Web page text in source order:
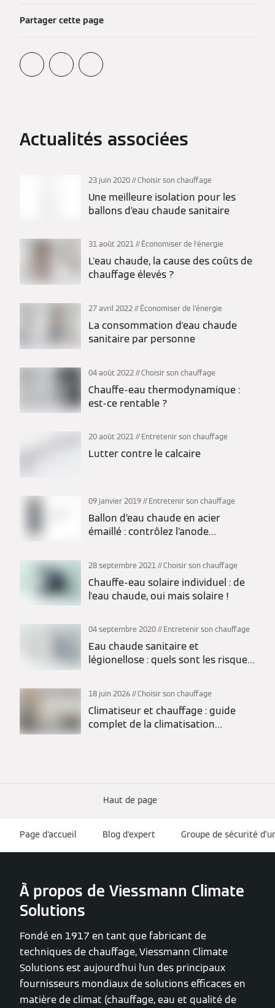
Partager cette page
Actualités associées
23 juin 2020 Choisir son chauffage
Une meilleure isolation pour les
ballons d’eau chaude sanitaire
31 août 2021 Économiser de l'énergie
L'eau chaude, la cause des coûts de
chauffage élevés ?
27 avril 2022 Économiser de l'énergie
La consommation d'eau chaude
sanitaire par personne
04 août 2022 Choisir son chauffage
Chauffe-eau thermodynamique :
est-ce rentable ?
20 août 2021 Entretenir son chauffage
Lutter contre le calcaire
09 janvier 2019 Entretenir son chauffage
Ballon d’eau chaude en acier
émaillé : contrôlez l’anode
28 septembre 2021 Choisir son chauffage
Chauffe-eau solaire individuel : de
l'eau chaude, oui mais solaire !
04 septembre 2020 Entretenir son chauffage
Eau chaude sanitaire et
légionellose : quels sont les risques
18 juin 2026 Choisir son chauffage
Climatiseur et chauffage : guide
complet de la climatisation
Haut de page
Page d'accueil Blog d'expert Groupe de sécurité
À propos de Viessmann Climate
Solutions
Fondé en 1917 en tant que fabricant de
techniques de chauffage, Viessmann Climate
Solutions est aujourd'hui l'un des principaux
fournisseurs mondiaux de solutions efficaces en
matière de climat (chauffage, eau et qualité de